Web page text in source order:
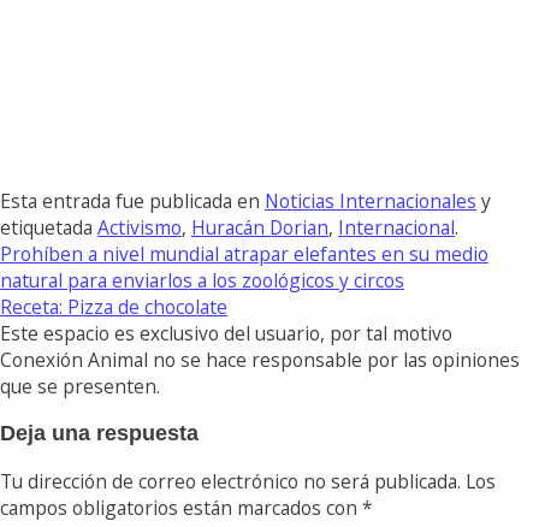
Esta entrada fue publicada en Noticias Internacionales y
etiquetada Activismo, Huracán Dorian, Internacional.
Prohíben a nivel mundial atrapar elefantes en su medio
natural para enviarlos a los zoológicos y circos
Receta: Pizza de chocolate
Este espacio es exclusivo del usuario, por tal motivo
Conexión Animal no se hace responsable por las opiniones
que se presenten.
Deja una respuesta
Tu dirección de correo electrónico no será publicada. Los
campos obligatorios están marcados con *